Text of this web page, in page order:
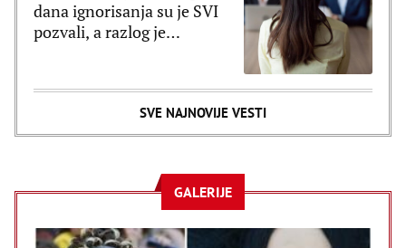
dana ignorisanja su je SVI
pozvali, a razlog je
SVE NAJNOVIJE VESTI
GALERIJE